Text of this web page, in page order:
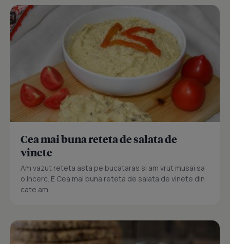
Cea mai buna reteta de salata de
vinete
Am vazut reteta asta pe bucataras si am vrut musai sa
o incerc. E Cea mai buna reteta de salata de vinete din
cate am...